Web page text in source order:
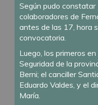
Según pudo constatar
colaboradores de
antes de las 17, hora
convocatoria.
Luego, los primeros
Seguridad de la
Berni; el canciller
Eduardo Valdes, y el
María.